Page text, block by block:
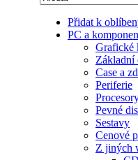
Přidat k
PC a
Grafické
Základní
Case a
Periferie
Pevné
Sestavy
Cenové
Z jiných